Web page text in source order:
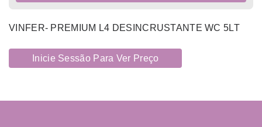
VINFER- PREMIUM L4 DESINCRUSTANTE WC 5LT
Inicie Sessão Para Ver Preço